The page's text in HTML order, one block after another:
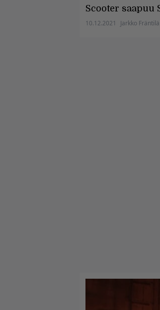
Scooter saapuu
10.12.2021 Jarkko Fräntilä